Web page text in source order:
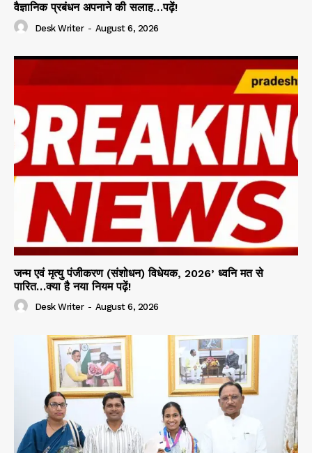
वैज्ञानिक प्रबंधन अपनाने की सलाह…पढ़ें!
Desk Writer - August 6, 2026
जन्म एवं मृत्यु पंजीकरण (संशोधन) विधेयक, 2026’ ध्वनि मत से
पारित…क्या है नया नियम पढ़ें!
Desk Writer - August 6, 2026